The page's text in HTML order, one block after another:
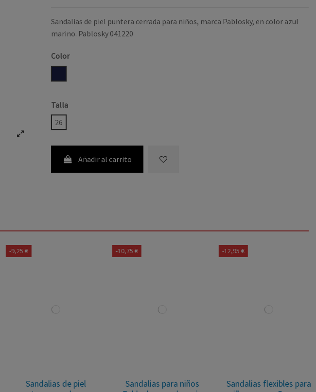
Sandalias de piel puntera cerrada para niños, marca Pablosky, en color azul
marino. Pablosky 041220
Color
Talla
26
Añadir al carrito
-9,25 €
Sandalias de piel
-10,75 €
Sandalias para niños
-12,95 €
Sandalias flexibles para